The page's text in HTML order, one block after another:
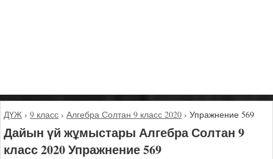
ДҮЖ › 9 класс › Алгебра Солтан 9 класс 2020 › Упражнение 569
Дайын үй жұмыстары Алгебра Солтан 9
класс 2020 Упражнение 569